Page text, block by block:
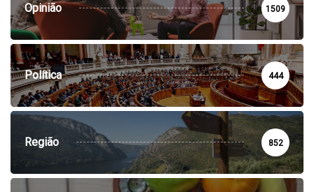
Opinião 1509
Política 444
Região 852